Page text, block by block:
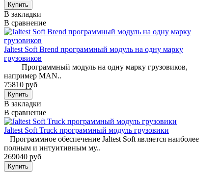
В закладки
В сравнение
Jaltest Soft Brend программный модуль на одну марку
грузовиков
Программный модуль на одну марку грузовиков,
например MAN..
75810 руб
В закладки
В сравнение
Jaltest Soft Truck программный модуль грузовики
Программное обеспечение Jaltest Soft является наиболее
полным и интуитивным му..
269040 руб